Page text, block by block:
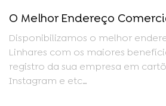
O Melhor Endereço
Disponibilizamos o melhor
Linhares com os maiores
registro da sua empresa em
Instagram e etc…